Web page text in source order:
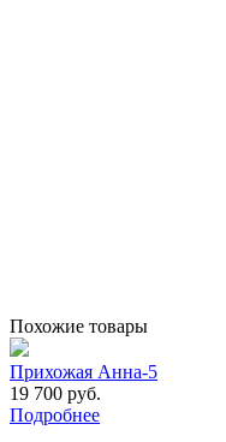
Похожие товары
Прихожая Анна-5
19 700 руб.
Подробнее